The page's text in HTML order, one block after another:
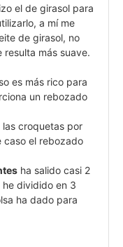
el de girasol para
a mí me
de girasol, no
más suave.
es más rico para
un rebozado
las croquetas por
caso el rebozado
ha salido casi 2
dividido en 3
ha dado para